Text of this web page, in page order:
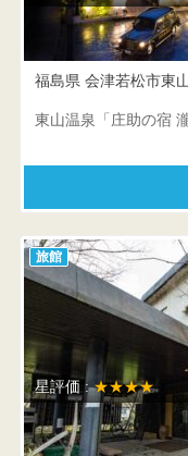
庄助の宿 瀧
福島県 会津若松市東
東山温泉「庄助の宿
旅館
星評価 :★★★★
御宿 みやこ